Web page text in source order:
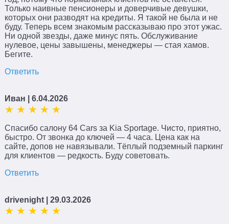
Только наивные пенсионеры и доверчивые девушки,
которых они разводят на кредиты. Я такой не была и не
буду. Теперь всем знакомым рассказываю про этот ужас.
Ни одной звезды, даже минус пять. Обслуживание
нулевое, цены завышены, менеджеры — стая хамов.
Бегите.
Ответить
Иван | 6.04.2026
Спасибо салону 64 Cars за Kia Sportage. Чисто, приятно,
быстро. От звонка до ключей — 4 часа. Цена как на
сайте, допов не навязывали. Тёплый подземный паркинг
для клиентов — редкость. Буду советовать.
Ответить
drivenight | 29.03.2026